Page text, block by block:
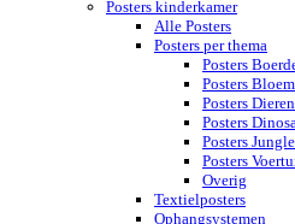
Posters kinderkamer
Alle Posters
Posters per thema
Posters
Posters
Posters Dieren
Posters
Posters Jungle
Posters
Overig
Textielposters
Ophangsystemen